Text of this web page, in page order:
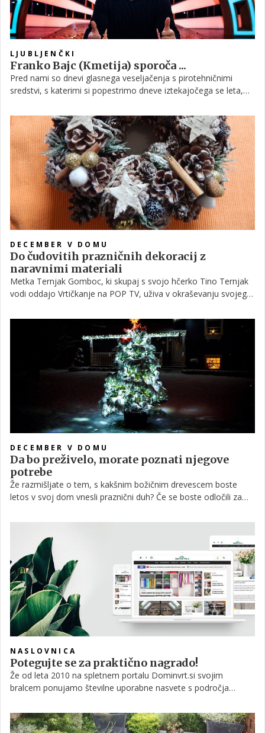
LJUBLJENČKI
Franko Bajc (Kmetija) sporoča ...
Pred nami so dnevi glasnega veseljačenja s pirotehničnimi
sredstvi, s katerimi si popestrimo dneve iztekajočega se leta,
problematiko že opozarjajo tudi znani Slovenci.
DECEMBER V DOMU
Do čudovitih prazničnih dekoracij z
naravnimi materiali
Metka Ternjak Gomboc, ki skupaj s svojo hčerko Tino Ternjak
vodi oddajo Vrtičkanje na POP TV, uživa v okraševanju svojega
a povsem brez kupljenih okraskov ne gre, saj mora december
DECEMBER V DOMU
Da bo preživelo, morate poznati njegove
potrebe
Že razmišljate o tem, s kakšnim božičnim drevescem boste
letos v svoj dom vnesli praznični duh? Če se boste odločili za
preživetje. Tina Ternjak, ki skupaj z mamo Metko vodi oddajo
Vrtičkanje na POP TV, pa ponuja še nekaj drugih možnosti.
NASLOVNICA
Potegujte se za praktično nagrado!
Že od leta 2010 na spletnem portalu Dominvrt.si svojim
bralcem ponujamo številne uporabne nasvete s področja
udobno in kakovostno, a hkrati okolju prijaznejše življenje. Čas
je, da stopimo še en korak naprej in vam vse vsebine ponudimo